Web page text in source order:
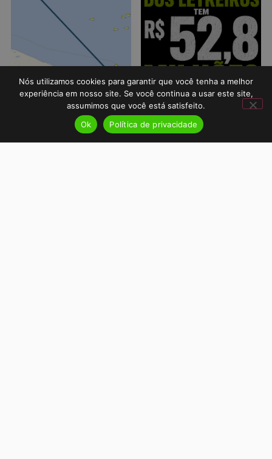
Nós utilizamos cookies para garantir que você tenha a melhor
experiência em nosso site. Se você continua a usar este site,
assumimos que você está satisfeito.
Ok
Política de privacidade